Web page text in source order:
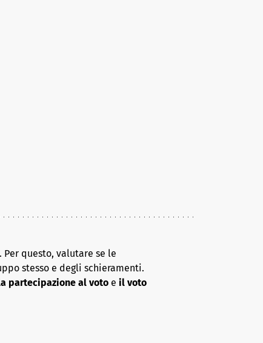
questo, valutare se le
stesso e degli schieramenti.
partecipazione al voto e il voto